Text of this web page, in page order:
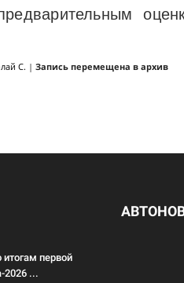
С. | Запись перемещена в архив
первой
2026 ...